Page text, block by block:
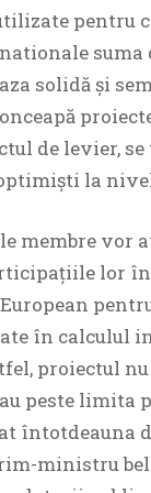
pentru
solidă și
de levier,
la
membre vor
lor
în calculul
proiectul
peste limita
întotdeauna
ministru